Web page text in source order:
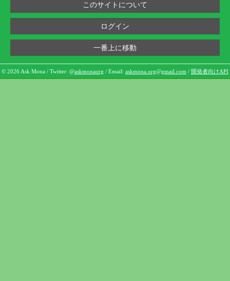
このサイトについて
ログイン
一番上に移動
© 2026 Ask Mona / Twitter: @askmonaorg / Email: askmona.org@gmail.com / 開発者向けAPI